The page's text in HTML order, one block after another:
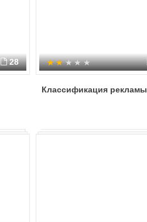
28
Классификация рекламы